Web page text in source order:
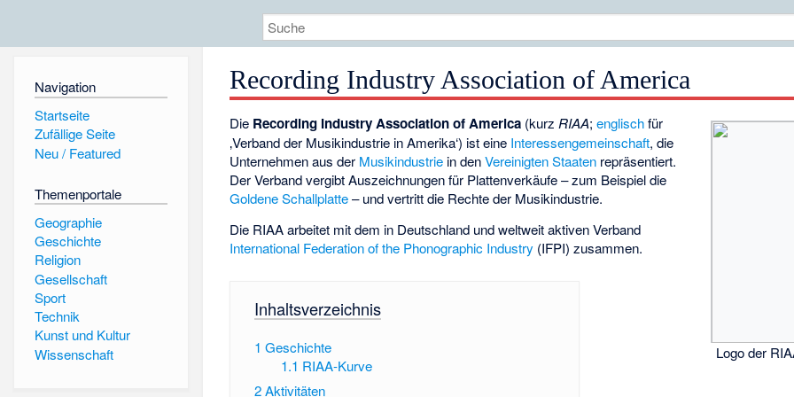
Navigation
Startseite
Zufällige Seite
Neu / Featured
Themenportale
Geographie
Geschichte
Religion
Gesellschaft
Sport
Technik
Kunst und Kultur
Wissenschaft
Recording Industry Association of America
Logo der
Die Recording Industry Association of America (kurzRIAA;englischfür
‚Verband der Musikindustrie in Amerika‘) ist eine Interessengemeinschaft, die
Unternehmen aus der Musikindustrie in denVereinigten Staaten repräsentiert.
Der Verband vergibt Auszeichnungen für Plattenverkäufe – zum Beispiel die
Goldene Schallplatte– und vertritt die Rechte der Musikindustrie.
Die RIAA arbeitet mit dem in Deutschland und weltweit aktiven Verband
International Federation of the Phonographic Industry (IFPI) zusammen.
Inhaltsverzeichnis
1 Geschichte
1.1 RIAA-Kurve
2Aktivitäten